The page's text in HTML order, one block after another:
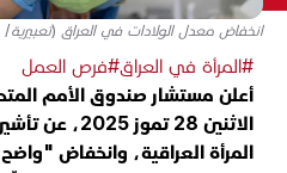
انخفاض معدل الولادات في العراق
#المرأة في العراق#فرص العمل
أعلن مستشار صندوق الأمم
الاثنين 28
المرأة العراقية، وانخفاض